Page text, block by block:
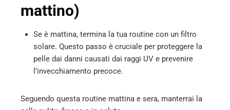
mattino)
Se è mattina, termina la tua routine con un filtro
solare. Questo passo è cruciale per proteggere la
pelle dai danni causati dai raggi UV e prevenire
l’invecchiamento precoce.
Seguendo questa routine mattina e sera, manterrai la